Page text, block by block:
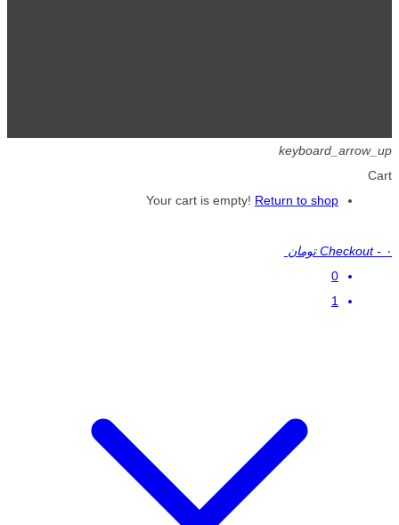
keyboard_arrow_up
Cart
Your cart is empty! Return to shop
Checkout - ۰ تومان
0
1